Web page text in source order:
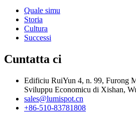
Quale simu
Storia
Cultura
Successi
Cuntatta ci
Edificiu RuiYun 4, n. 99, Furong
Sviluppu Economicu di Xishan,
sales@lumispot.cn
+86-510-83781808